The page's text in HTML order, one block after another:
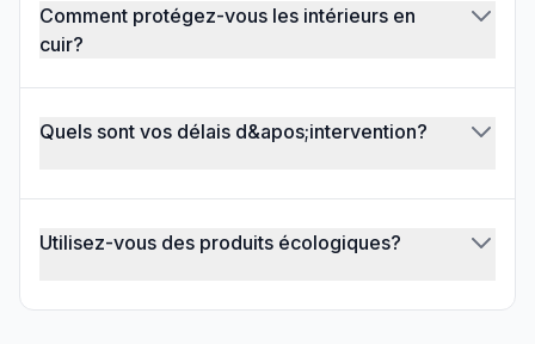
Comment protégez-vous les intérieurs en
cuir?
Quels sont vos délais d&apos;intervention?
Utilisez-vous des produits écologiques?